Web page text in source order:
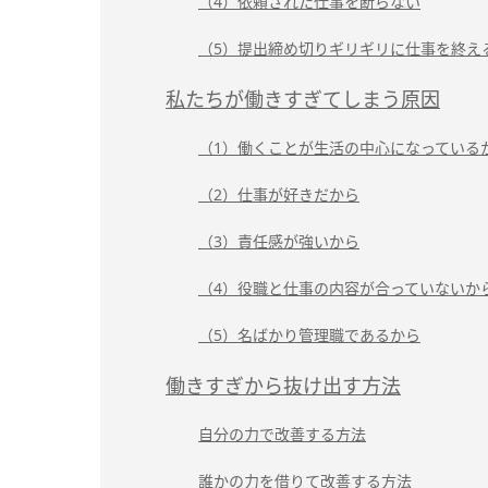
（5）提出締め切りギリギリに仕事を終え
私たちが働きすぎてしまう原因
（1）働くことが生活の中心になっている
（2）仕事が好きだから
（3）責任感が強いから
（4）役職と仕事の内容が合っていないか
（5）名ばかり管理職であるから
働きすぎから抜け出す方法
自分の力で改善する方法
誰かの力を借りて改善する方法